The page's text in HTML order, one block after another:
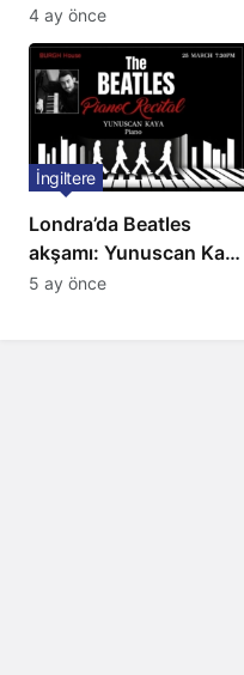
Ulaşımda Yeni
Düzenleme
4 ay önce
Londra’da Beatles
akşamı: Yunuscan Kaya
klasik yorumuyla
İngiltere
5 ay önce